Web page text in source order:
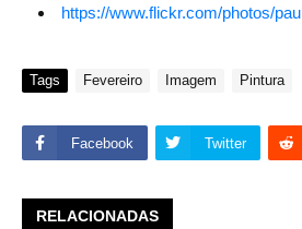
https://www.flickr.com/photos/
Tags Fevereiro Imagem Pintura
Facebook Twitter
RELACIONADAS